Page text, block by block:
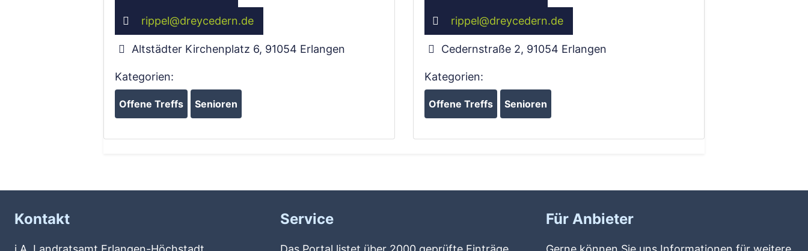
rippel@dreycedern.de
Altstädter Kirchenplatz 6, 91054 Erlangen
Kategorien:
Offene Treffs Senioren
rippel@dreycedern.de
Cedernstraße 2, 91054 Erlangen
Kategorien:
Offene Treffs Senioren
Kontakt Service Für Anbieter